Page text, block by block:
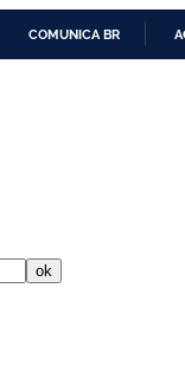
COMUNICA BR